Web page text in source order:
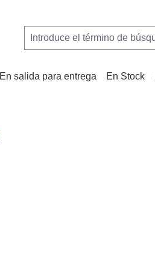
En salida para entrega En Stock